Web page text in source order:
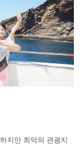
지만 최악의 관광지